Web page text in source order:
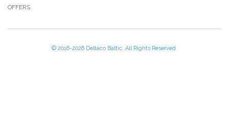
OFFERS
© 2016-2026 Deltaco Baltic. All Rights Reserved.